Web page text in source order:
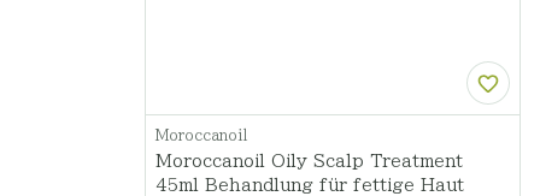
Moroccanoil
Moroccanoil Oily Scalp Treatment
45ml Behandlung für fettige Haut